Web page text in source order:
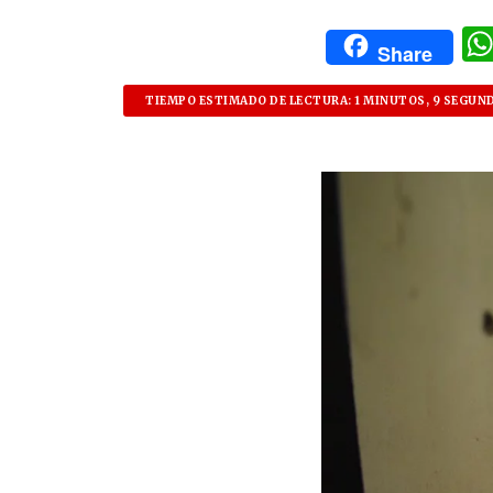
Share
TIEMPO ESTIMADO DE LECTURA: 1 MINUTOS, 9